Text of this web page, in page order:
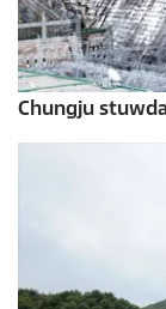
Chungju